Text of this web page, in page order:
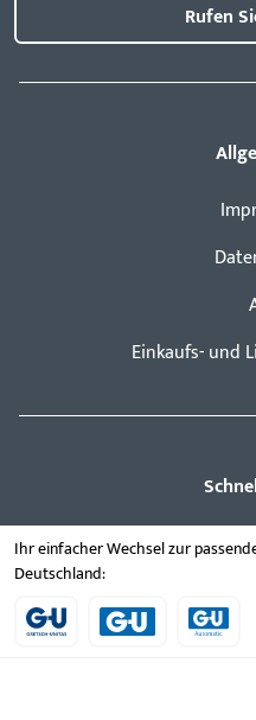
Ihr einfacher Wechsel zur
Deutschland:
Rufen
Einkaufs- und
Schließ- und